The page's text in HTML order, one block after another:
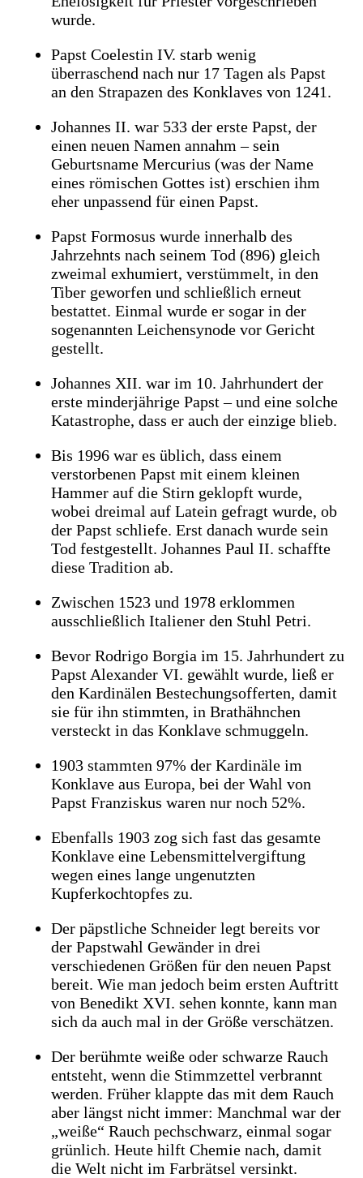
wurde.
Papst Coelestin IV. starb wenig
überraschend nach nur 17 Tagen als Papst
an den Strapazen des Konklaves von 1241.
Johannes II. war 533 der erste Papst, der
einen neuen Namen annahm – sein
Geburtsname Mercurius (was der Name
eines römischen Gottes ist) erschien ihm
eher unpassend für einen Papst.
Papst Formosus wurde innerhalb des
Jahrzehnts nach seinem Tod (896) gleich
zweimal exhumiert, verstümmelt, in den
Tiber geworfen und schließlich erneut
bestattet. Einmal wurde er sogar in der
sogenannten Leichensynode vor Gericht
gestellt.
Johannes XII. war im 10. Jahrhundert der
erste minderjährige Papst – und eine solche
Katastrophe, dass er auch der einzige blieb.
Bis 1996 war es üblich, dass einem
verstorbenen Papst mit einem kleinen
Hammer auf die Stirn geklopft wurde,
wobei dreimal auf Latein gefragt wurde, ob
der Papst schliefe. Erst danach wurde sein
Tod festgestellt. Johannes Paul II. schaffte
diese Tradition ab.
Zwischen 1523 und 1978 erklommen
ausschließlich Italiener den Stuhl Petri.
Bevor Rodrigo Borgia im 15. Jahrhundert zu
Papst Alexander VI. gewählt wurde, ließ er
den Kardinälen Bestechungsofferten, damit
sie für ihn stimmten, in Brathähnchen
versteckt in das Konklave schmuggeln.
1903 stammten 97% der Kardinäle im
Konklave aus Europa, bei der Wahl von
Papst Franziskus waren nur noch 52%.
Ebenfalls 1903 zog sich fast das gesamte
Konklave eine Lebensmittelvergiftung
wegen eines lange ungenutzten
Kupferkochtopfes zu.
Der päpstliche Schneider legt bereits vor
der Papstwahl Gewänder in drei
verschiedenen Größen für den neuen Papst
bereit. Wie man jedoch beim ersten Auftritt
von Benedikt XVI. sehen konnte, kann man
sich da auch mal in der Größe verschätzen.
Der berühmte weiße oder schwarze Rauch
entsteht, wenn die Stimmzettel verbrannt
werden. Früher klappte das mit dem Rauch
aber längst nicht immer: Manchmal war der
„weiße“ Rauch pechschwarz, einmal sogar
grünlich. Heute hilft Chemie nach, damit
die Welt nicht im Farbrätsel versinkt.